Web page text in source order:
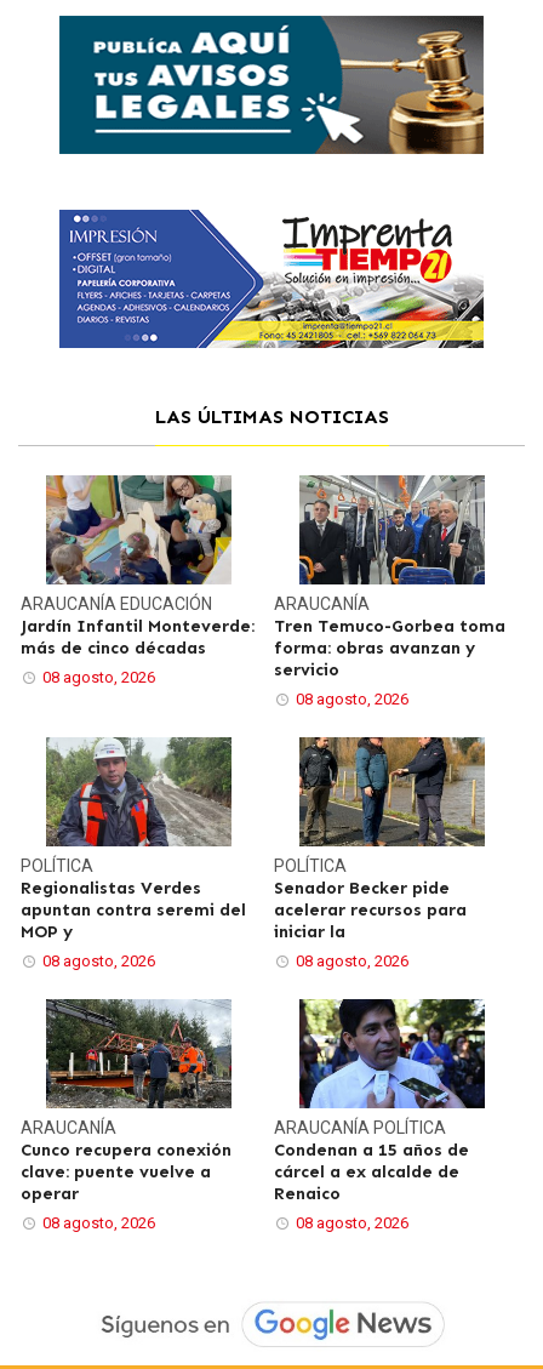
LAS ÚLTIMAS NOTICIAS
ARAUCANÍA EDUCACIÓN
Jardín Infantil Monteverde:
más de cinco décadas
08 agosto, 2026
ARAUCANÍA
Tren Temuco-Gorbea toma
forma: obras avanzan y
servicio
08 agosto, 2026
POLÍTICA
Regionalistas Verdes
apuntan contra seremi del
MOP y
08 agosto, 2026
POLÍTICA
Senador Becker pide
acelerar recursos para
iniciar la
08 agosto, 2026
ARAUCANÍA
Cunco recupera conexión
clave: puente vuelve a
operar
08 agosto, 2026
ARAUCANÍA POLÍTICA
Condenan a 15 años de
cárcel a ex alcalde de
Renaico
08 agosto, 2026